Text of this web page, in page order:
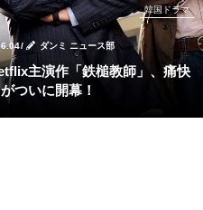
/ ダンミ ニュース部
韓国ドラマ
ついに開幕！